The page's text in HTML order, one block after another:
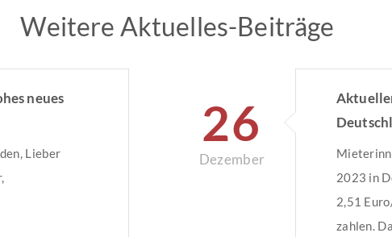
Weitere Aktuelles-Beiträge
neues
Lieber
26
Dezember
2023 in
2,51
zahlen.